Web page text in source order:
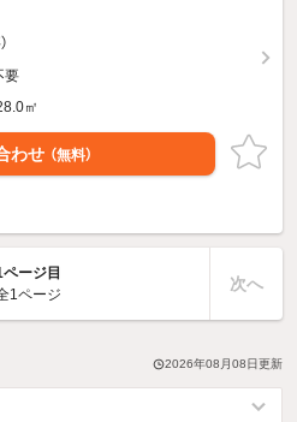
要
㎡
わせ （無料）
ページ目
1ページ
次へ
2026年08月08日 更新